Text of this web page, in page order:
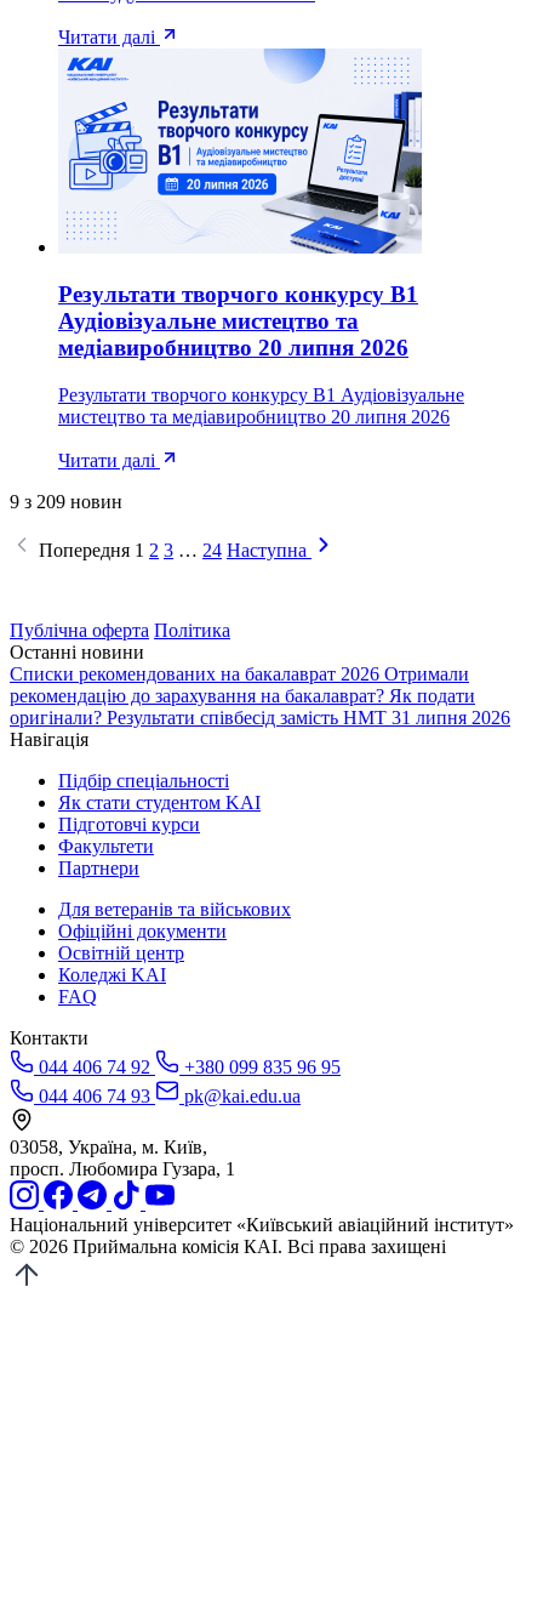
Читати далі
Результати творчого конкурсу B1
Аудіовізуальне мистецтво та
медіавиробництво 20 липня 2026
Результати творчого конкурсу B1 Аудіовізуальне
мистецтво та медіавиробництво 20 липня 2026
Читати далі
9 з 209 новин
Попередня 1 2 3 … 24 Наступна
Публічна оферта Політика
Останні новини
Списки рекомендованих на бакалаврат 2026 Отримали
рекомендацію до зарахування на бакалаврат? Як подати
оригінали? Результати співбесід замість НМТ 31 липня 2026
Навігація
Підбір спеціальності
Як стати студентом KAI
Підготовчі курси
Факультети
Партнери
Для ветеранів та військових
Офіційні документи
Освітній центр
Коледжі KAI
FAQ
Контакти
044 406 74 92
+380 099 835 96 95
044 406 74 93
pk@kai.edu.ua
03058, Україна, м. Київ,
просп. Любомира Гузара, 1
Національний університет «Київський авіаційний інститут»
© 2026 Приймальна комісія КАІ. Всі права захищені